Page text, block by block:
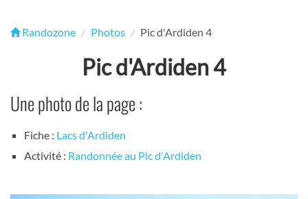
Randozone Photos Pic d'Ardiden 4
Pic d'Ardiden 4
Une photo de la page :
Fiche : Lacs d'Ardiden
Activité : Randonnée au Pic d'Ardiden